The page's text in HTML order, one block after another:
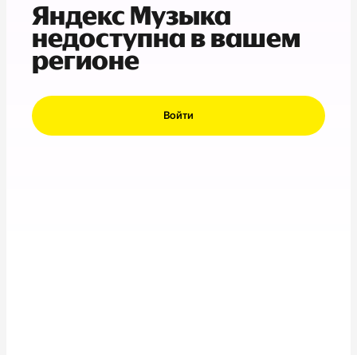
Яндекс Музыка
недоступна в вашем
регионе
Войти